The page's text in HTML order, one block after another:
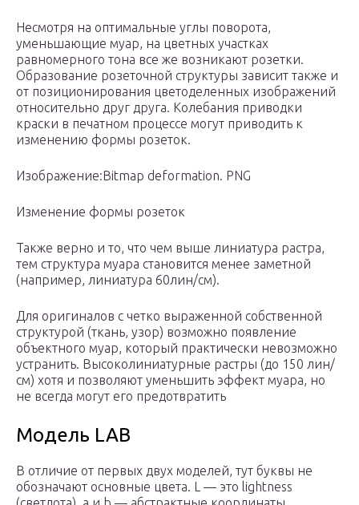
Несмотря на оптимальные углы поворота,
уменьшающие муар, на цветных участках
равномерного тона все же возникают розетки.
Образование розеточной структуры зависит также и
от позиционирования цветоделенных изображений
относительно друг друга. Колебания приводки
краски в печатном процессе могут приводить к
изменению формы розеток.
Изображение:Bitmap deformation. PNG
Изменение формы розеток
Также верно и то, что чем выше линиатура растра,
тем структура муара становится менее заметной
(например, линиатура 60лин/см).
Для оригиналов с четко выраженной собственной
структурой (ткань, узор) возможно появление
объектного муар, который практически невозможно
устранить. Высоколиниатурные растры (до 150 лин/
см) хотя и позволяют уменьшить эффект муара, но
не всегда могут его предотвратить
Модель LAB
В отличие от первых двух моделей, тут буквы не
обозначают основные цвета. L — это lightness